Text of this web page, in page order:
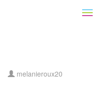
melanieroux20